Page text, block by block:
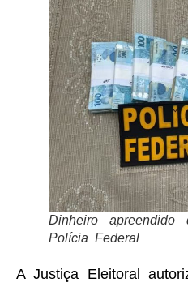
Dinheiro
Polícia Federal
A Justiça Eleitoral